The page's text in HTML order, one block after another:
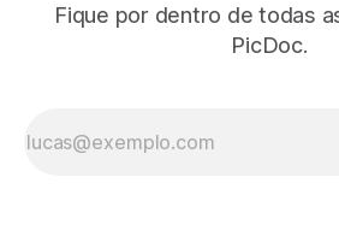
Fique por dentro de todas
PicDoc.